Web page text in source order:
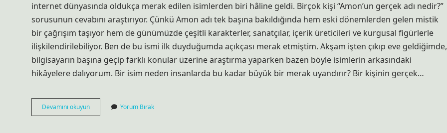
internet dünyasında oldukça merak edilen isimlerden biri hâline geldi. Birçok kişi “Amon’un gerçek adı nedir?”
sorusunun cevabını araştırıyor. Çünkü Amon adı tek başına bakıldığında hem eski dönemlerden gelen mistik
bir çağrışım taşıyor hem de günümüzde çeşitli karakterler, sanatçılar, içerik üreticileri ve kurgusal figürlerle
ilişkilendirilebiliyor. Ben de bu ismi ilk duyduğumda açıkçası merak etmiştim. Akşam işten çıkıp eve geldiğimde,
bilgisayarın başına geçip farklı konular üzerine araştırma yaparken bazen böyle isimlerin arkasındaki
hikâyelere dalıyorum. Bir isim neden insanlarda bu kadar büyük bir merak uyandırır? Bir kişinin gerçek…
Devamını okuyunAmon’un
gerçek
Yorum Bırak